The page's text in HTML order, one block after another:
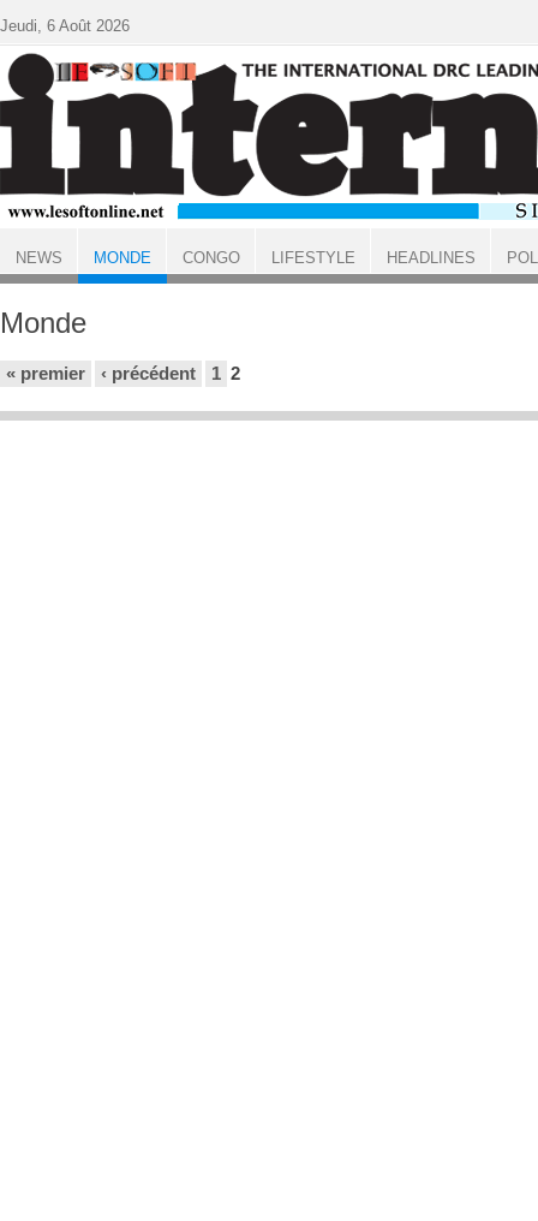
ACCUEIL
Monde
« premier ‹ précédent 1 2
Jeudi, 6 Août 2026
NEWS MONDE CONGO LIFESTYLE HEADLINES